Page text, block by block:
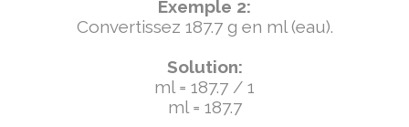
Exemple 2:
Convertissez 187.7 g en ml (eau).
Solution:
ml = 187.7 / 1
ml = 187.7